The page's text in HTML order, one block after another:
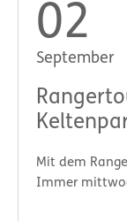
02
September
Mit dem
Immer